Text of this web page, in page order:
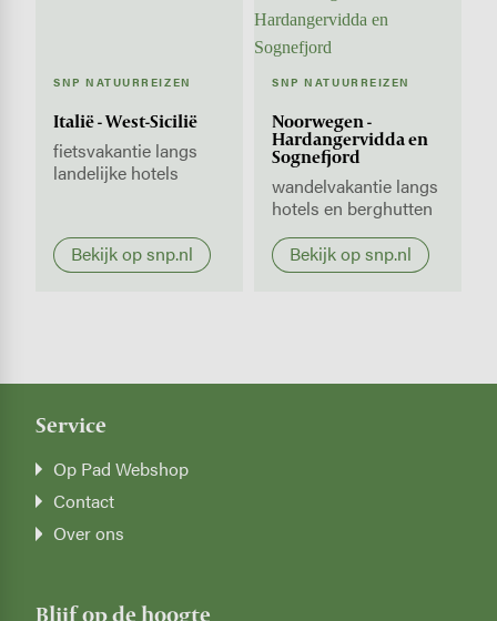
SNP NATUURREIZEN
Italië - West-Sicilië
fietsvakantie langs
landelijke hotels
Bekijk op snp.nl
SNP NATUURREIZEN
Noorwegen -
Hardangervidda en
Sognefjord
wandelvakantie langs
hotels en berghutten
Bekijk op snp.nl
Service
Op Pad Webshop
Contact
Over ons
Blijf op de hoogte